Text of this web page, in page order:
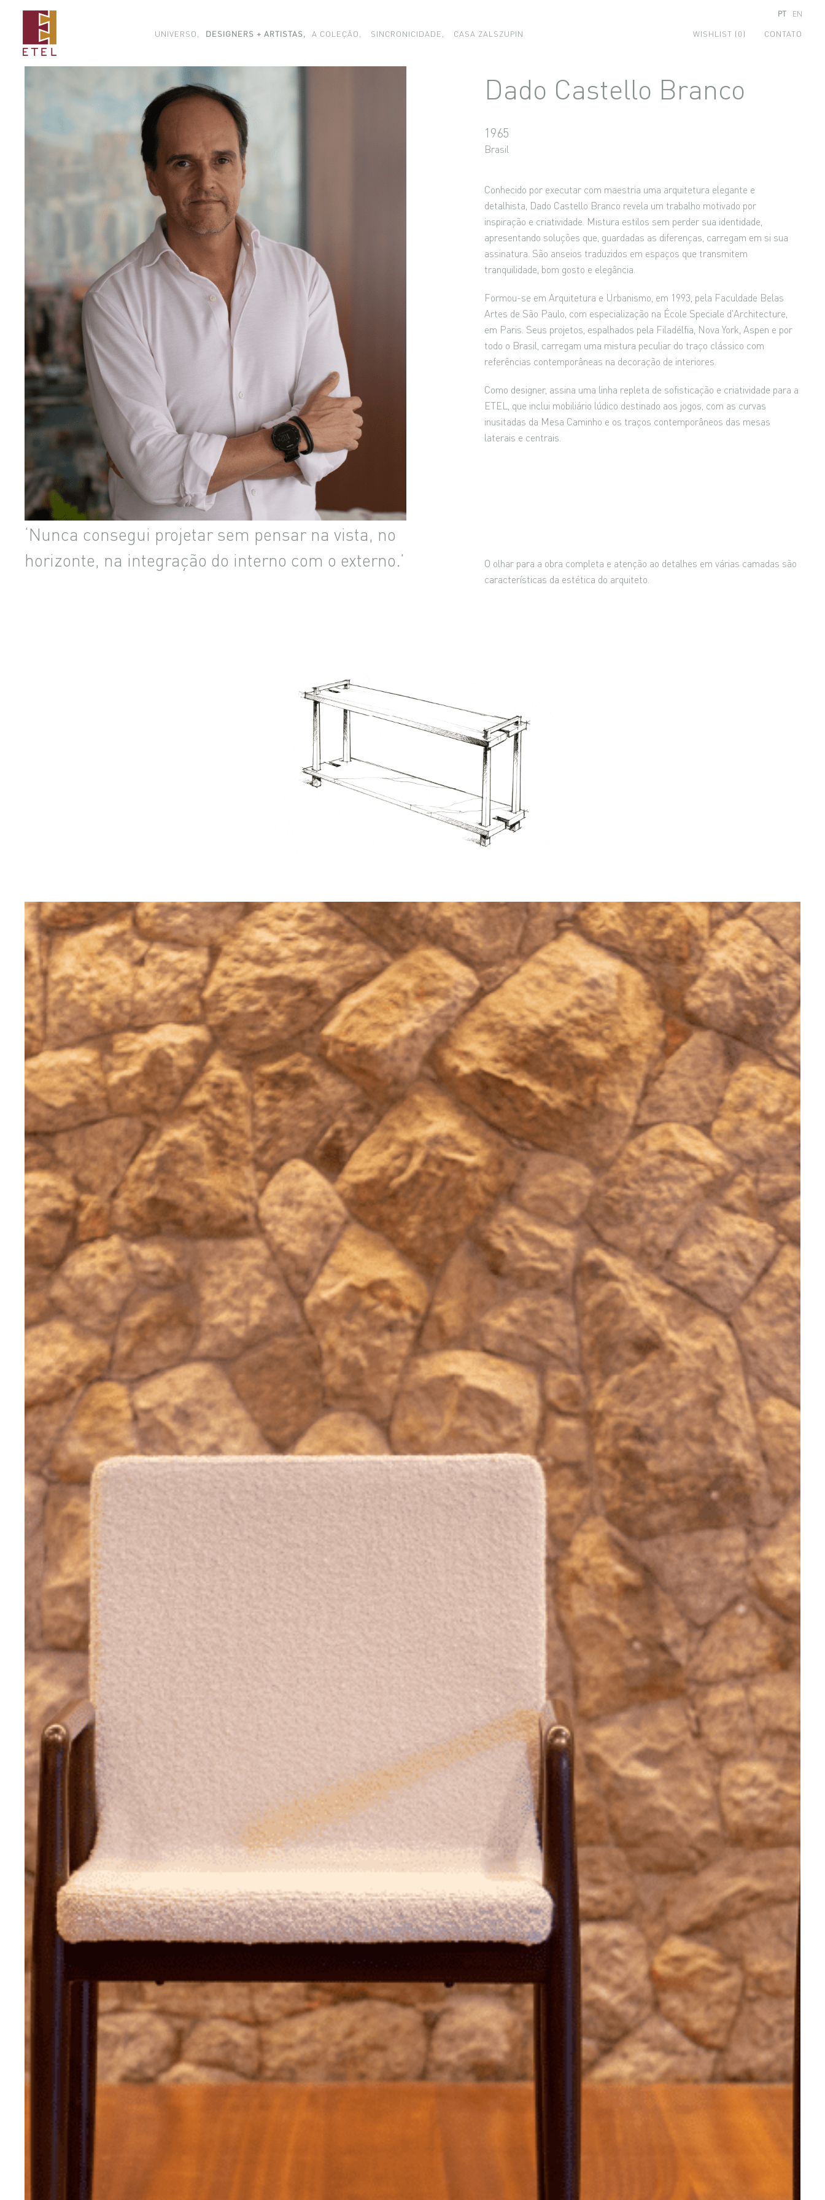
UNIVERSO, DESIGNERS + ARTISTAS, A COLEÇÃO, SINCRONICIDADE, CASA ZALSZUPIN
PT EN
WISHLIST (0) CONTATO
Dado Castello Branco
1965
Brasil
Conhecido por executar com maestria uma arquitetura elegante e
detalhista, Dado Castello Branco revela um trabalho motivado por
inspiração e criatividade. Mistura estilos sem perder sua identidade,
apresentando soluções que, guardadas as diferenças, carregam em si sua
assinatura. São anseios traduzidos em espaços que transmitem
tranquilidade, bom gosto e elegância.
Formou-se em Arquitetura e Urbanismo, em 1993, pela Faculdade Belas
Artes de São Paulo, com especialização na École Speciale d'Architecture,
em Paris. Seus projetos, espalhados pela Filadélfia, Nova York, Aspen e por
todo o Brasil, carregam uma mistura peculiar do traço clássico com
referências contemporâneas na decoração de interiores.
Como designer, assina uma linha repleta de sofisticação e criatividade para a
ETEL, que inclui mobiliário lúdico destinado aos jogos, com as curvas
inusitadas da Mesa Caminho e os traços contemporâneos das mesas
laterais e centrais.
‘Nunca consegui projetar sem pensar na vista, no
horizonte, na integração do interno com o externo.’
O olhar para a obra completa e atenção ao detalhes em várias camadas são
características da estética do arquiteto.